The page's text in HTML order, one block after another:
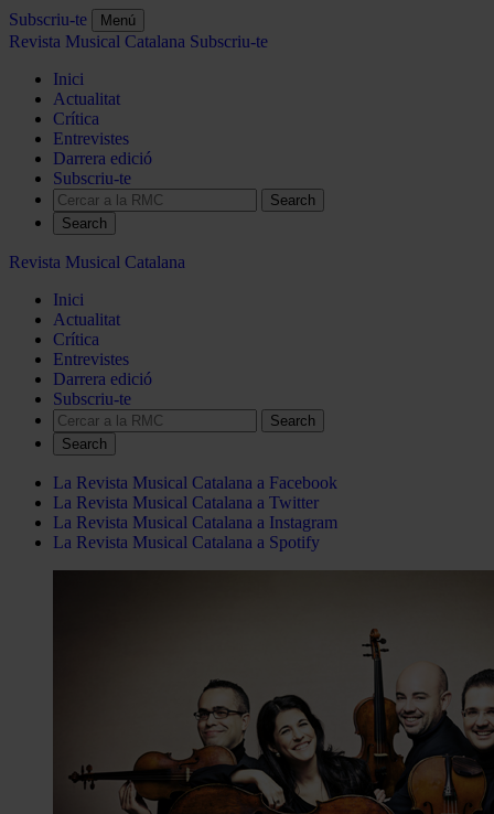
Subscriu-te Menú
Revista Musical Catalana Subscriu-te
Inici
Actualitat
Crítica
Entrevistes
Darrera edició
Subscriu-te
Search
Revista Musical Catalana
Inici
Actualitat
Crítica
Entrevistes
Darrera edició
Subscriu-te
Search
La Revista Musical Catalana a Facebook
La Revista Musical Catalana a Twitter
La Revista Musical Catalana a Instagram
La Revista Musical Catalana a Spotify